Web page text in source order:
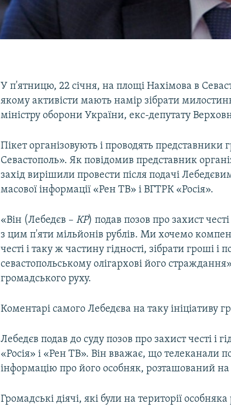
У п'ятницю, 22 січня, на площі Нахімова в
якому активісти мають намір зібрати
міністру оборони України, екс-депутату
Пікет організовують і проводять
Севастополь». Як повідомив представник
захід вирішили провести після подачі
масової інформації «Рен ТВ» і ВГТРК «Росія».
«Він (Лебедєв –КР) подав позов про захист честі
з цим п'яти мільйонів рублів. Ми хочемо
честі і таку ж частину гідності, зібрати гроші
севастопольському олігархові його
громадського руху.
Коментарі самого Лебедєва на таку ініціативу
Лебедєв подав до суду позов про захист честі і
«Росія» і «Рен ТВ». Він вважає, що телеканали
інформацію про його особняк, розташований на
Громадські діячі, які були на території